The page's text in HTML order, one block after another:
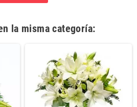
la misma categoría: